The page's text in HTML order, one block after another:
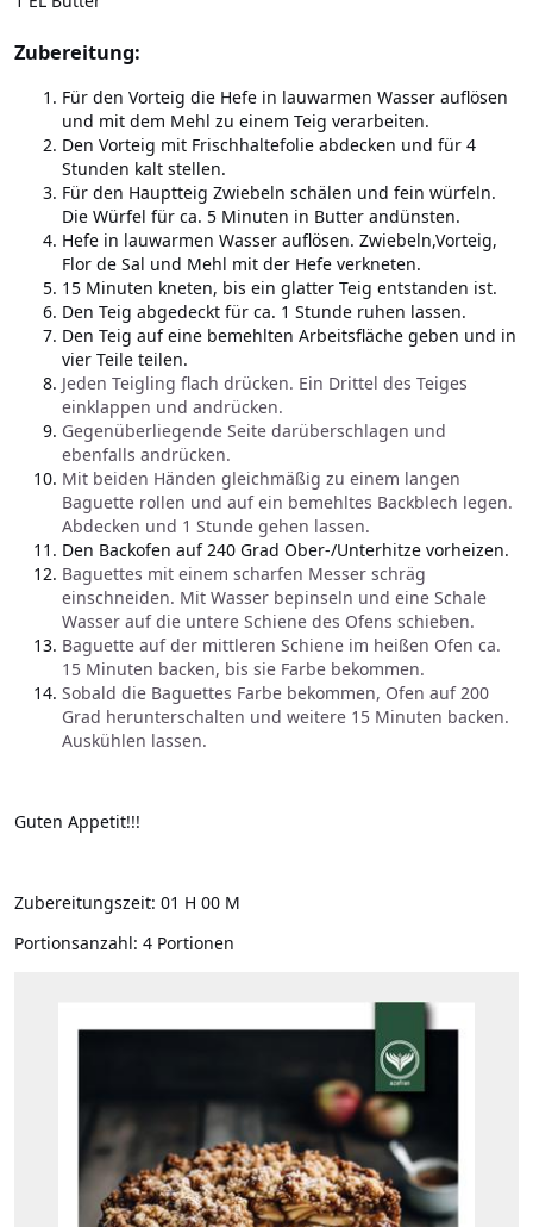
Zubereitung:
Für den Vorteig die Hefe in lauwarmen Wasser auflösen
und mit dem Mehl zu einem Teig verarbeiten.
Den Vorteig mit Frischhaltefolie abdecken und für 4
Stunden kalt stellen.
Für den Hauptteig Zwiebeln schälen und fein würfeln.
Die Würfel für ca. 5 Minuten in Butter andünsten.
Hefe in lauwarmen Wasser auflösen. Zwiebeln,Vorteig,
Flor de Sal und Mehl mit der Hefe verkneten.
15 Minuten kneten, bis ein glatter Teig entstanden ist.
Den Teig abgedeckt für ca. 1 Stunde ruhen lassen.
Den Teig auf eine bemehlten Arbeitsfläche geben und in
vier Teile teilen.
Jeden Teigling flach drücken. Ein Drittel des Teiges
einklappen und andrücken.
Gegenüberliegende Seite darüberschlagen und
ebenfalls andrücken.
Mit beiden Händen gleichmäßig zu einem langen
Baguette rollen und auf ein bemehltes Backblech legen.
Abdecken und 1 Stunde gehen lassen.
Den Backofen auf 240 Grad Ober-/Unterhitze vorheizen.
Baguettes mit einem scharfen Messer schräg
einschneiden. Mit Wasser bepinseln und eine Schale
Wasser auf die untere Schiene des Ofens schieben.
Baguette auf der mittleren Schiene im heißen Ofen ca.
15 Minuten backen, bis sie Farbe bekommen.
Sobald die Baguettes Farbe bekommen, Ofen auf 200
Grad herunterschalten und weitere 15 Minuten backen.
Auskühlen lassen.
Guten Appetit!!!
Zubereitungszeit: 01 H 00 M
Portionsanzahl: 4 Portionen